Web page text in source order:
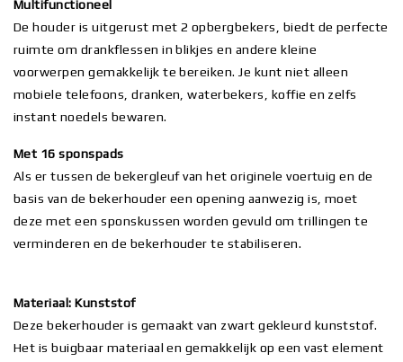
Multifunctioneel
De houder is uitgerust met 2 opbergbekers, biedt de perfecte
ruimte om drankflessen in blikjes en andere kleine
voorwerpen gemakkelijk te bereiken. Je kunt niet alleen
mobiele telefoons, dranken, waterbekers, koffie en zelfs
instant noedels bewaren.
Met 16 sponspads
Als er tussen de bekergleuf van het originele voertuig en de
basis van de bekerhouder een opening aanwezig is, moet
deze met een sponskussen worden gevuld om trillingen te
verminderen en de bekerhouder te stabiliseren.
Materiaal: Kunststof
Deze bekerhouder is gemaakt van zwart gekleurd kunststof.
Het is buigbaar materiaal en gemakkelijk op een vast element